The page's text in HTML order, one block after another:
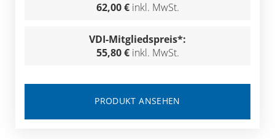
62,00 € inkl. MwSt.
VDI-Mitgliedspreis*:
55,80 € inkl. MwSt.
PRODUKT ANSEHEN